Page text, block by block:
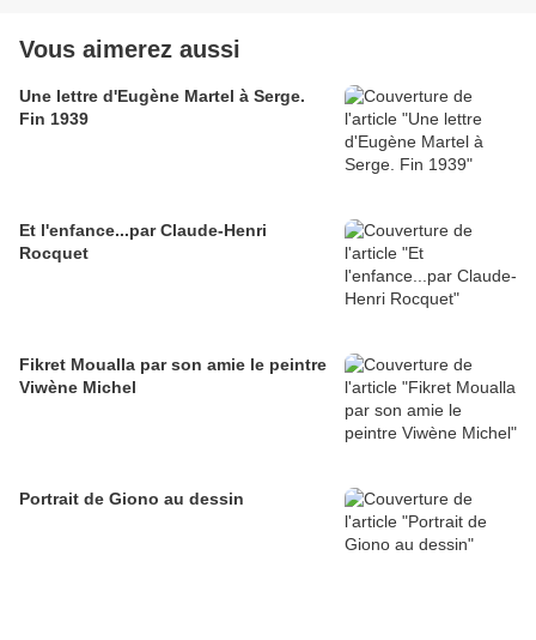
Vous aimerez aussi
Une lettre d'Eugène Martel à Serge.
Fin 1939
Et l'enfance...par Claude-Henri
Rocquet
Fikret Moualla par son amie le peintre
Viwène Michel
Portrait de Giono au dessin